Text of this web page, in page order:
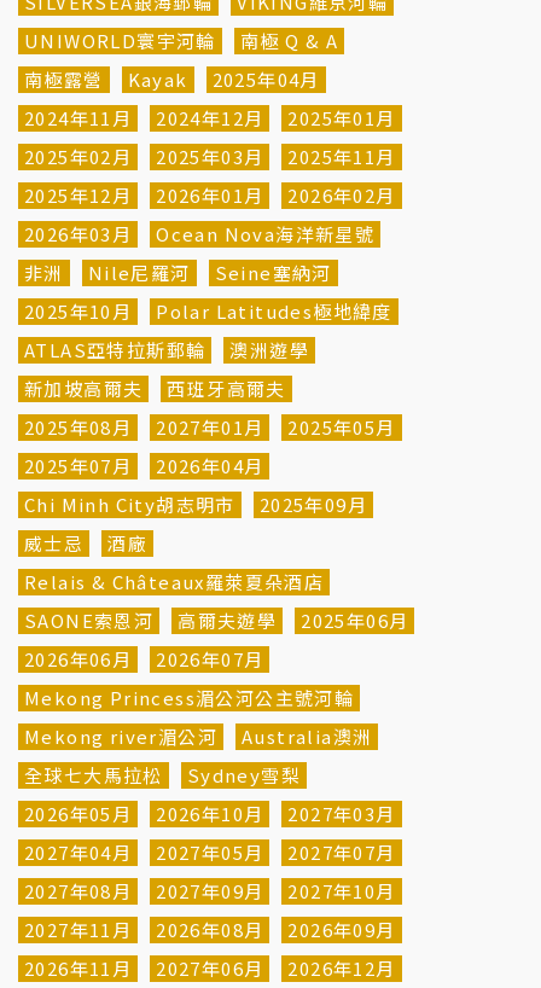
UNIWORLD寰宇河輪
南極 Q & A
南極露營
Kayak
2025年04月
2024年11月
2024年12月
2025年01月
2025年02月
2025年03月
2025年11月
2025年12月
2026年01月
2026年02月
2026年03月
Ocean Nova海洋新星號
非洲
Nile尼羅河
Seine塞納河
2025年10月
Polar Latitudes極地緯度
ATLAS亞特拉斯郵輪
澳洲遊學
新加坡高爾夫
西班牙高爾夫
2025年08月
2027年01月
2025年05月
2025年07月
2026年04月
Chi Minh City胡志明市
2025年09月
威士忌
酒廠
Relais & Châteaux羅萊夏朵酒店
SAONE索恩河
高爾夫遊學
2025年06月
2026年06月
2026年07月
Mekong Princess湄公河公主號河輪
Mekong river湄公河
Australia澳洲
全球七大馬拉松
Sydney雪梨
2026年05月
2026年10月
2027年03月
2027年04月
2027年05月
2027年07月
2027年08月
2027年09月
2027年10月
2027年11月
2026年08月
2026年09月
2026年11月
2027年06月
2026年12月